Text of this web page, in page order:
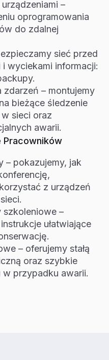
–
oprogramowania
do zdalnej
sieć przed
wyciekami informacji:
zdarzeń – montujemy
bieżące śledzenie
sieci oraz
awarii.
Pracowników
– pokazujemy, jak
z urządzeń
szkoleniowe –
ułatwiające
– oferujemy stałą
oraz szybkie
w przypadku awarii.